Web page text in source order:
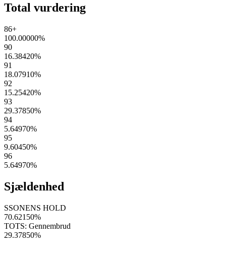
Total vurdering
86+
100.00000%
90
16.38420%
91
18.07910%
92
15.25420%
93
29.37850%
94
5.64970%
95
9.60450%
96
5.64970%
Sjældenhed
SSONENS HOLD
70.62150%
TOTS: Gennembrud
29.37850%